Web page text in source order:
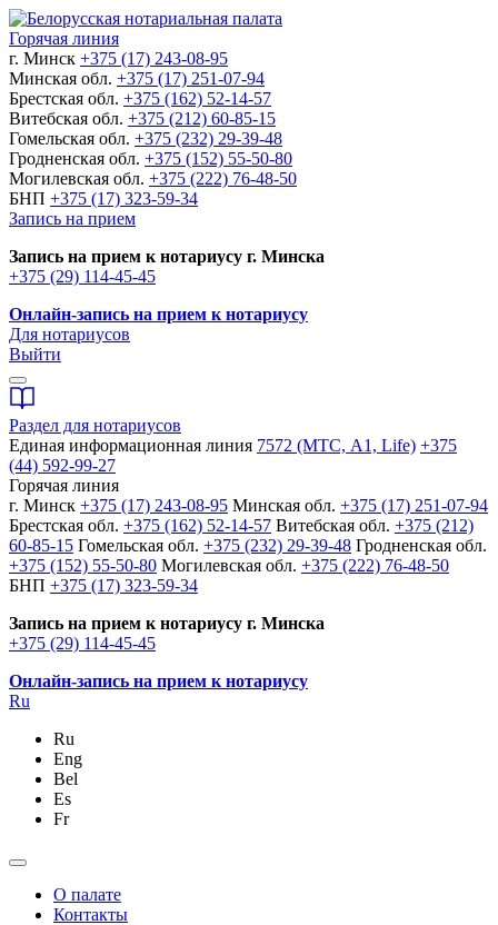
Горячая линия
г. Минск +375 (17) 243-08-95
Минская обл. +375 (17) 251-07-94
Брестская обл. +375 (162) 52-14-57
Витебская обл. +375 (212) 60-85-15
Гомельская обл. +375 (232) 29-39-48
Гродненская обл. +375 (152) 55-50-80
Могилевская обл. +375 (222) 76-48-50
БНП +375 (17) 323-59-34
Запись на прием
Запись на прием к нотариусу г. Минска
+375 (29) 114-45-45
Онлайн-запись на прием к нотариусу
Для нотариусов
Выйти
Раздел для нотариусов
Единая информационная линия 7572 (МТС, A1, Life) +375
(44) 592-99-27
Горячая линия
г. Минск +375 (17) 243-08-95 Минская обл. +375 (17) 251-07-94
Брестская обл. +375 (162) 52-14-57 Витебская обл. +375 (212)
60-85-15 Гомельская обл. +375 (232) 29-39-48 Гродненская обл.
+375 (152) 55-50-80 Могилевская обл. +375 (222) 76-48-50
БНП +375 (17) 323-59-34
Запись на прием к нотариусу г. Минска
+375 (29) 114-45-45
Онлайн-запись на прием к нотариусу
Ru
Ru
Eng
Bel
Es
Fr
О палате
Контакты